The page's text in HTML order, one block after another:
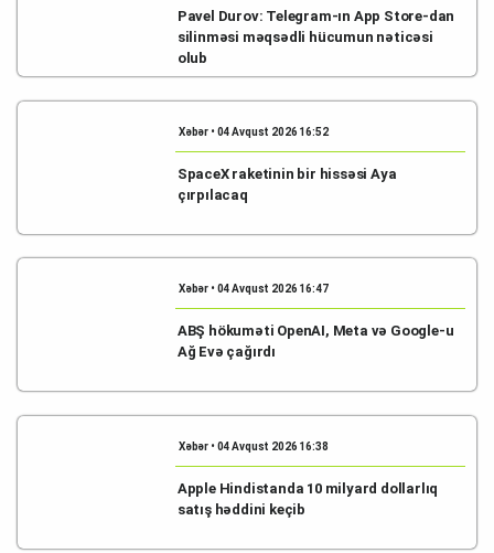
Pavel Durov: Telegram-ın App Store-dan
silinməsi məqsədli hücumun nəticəsi
olub
Xəbər • 04 Avqust 2026 16:52
SpaceX raketinin bir hissəsi Aya
çırpılacaq
Xəbər • 04 Avqust 2026 16:47
ABŞ hökuməti OpenAI, Meta və Google-u
Ağ Evə çağırdı
Xəbər • 04 Avqust 2026 16:38
Apple Hindistanda 10 milyard dollarlıq
satış həddini keçib